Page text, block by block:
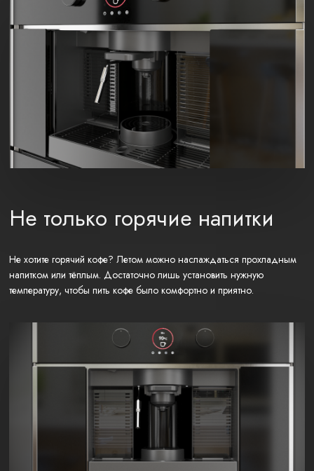
Не только горячие напитки
Не хотите горячий кофе? Летом можно наслаждаться прохладным
напитком или тёплым. Достаточно лишь установить нужную
температуру, чтобы пить кофе было комфортно и приятно.